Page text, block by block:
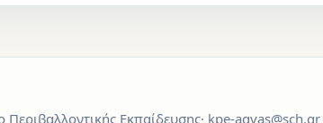
Περιβαλλοντικής Εκπαίδευσης· kpe-